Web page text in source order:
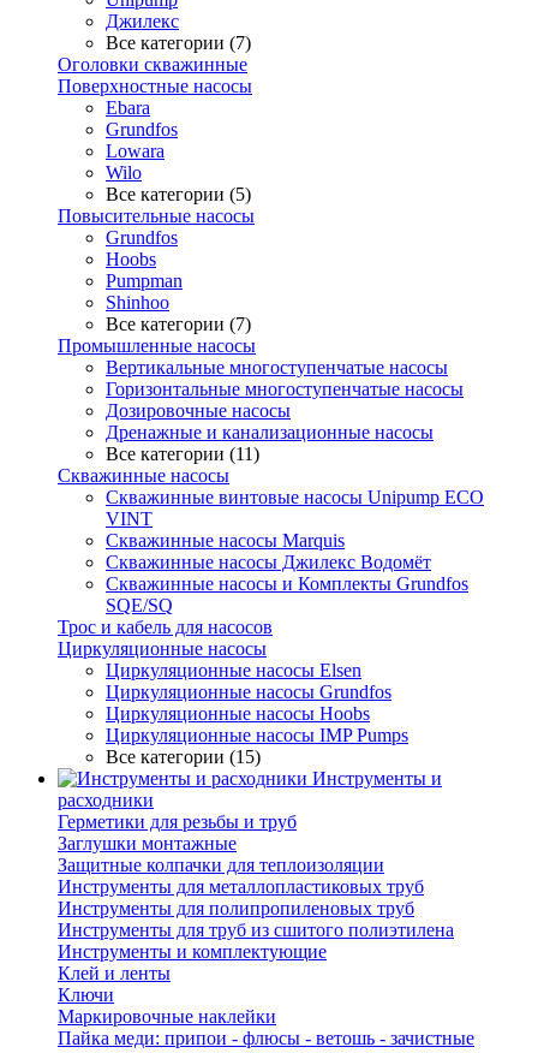
Джилекс
Все категории (7)
Оголовки скважинные
Поверхностные насосы
Ebara
Grundfos
Lowara
Wilo
Все категории (5)
Повысительные насосы
Grundfos
Hoobs
Pumpman
Shinhoo
Все категории (7)
Промышленные насосы
Вертикальные многоступенчатые насосы
Горизонтальные многоступенчатые насосы
Дозировочные насосы
Дренажные и канализационные насосы
Все категории (11)
Скважинные насосы
Скважинные винтовые насосы Unipump ECO
VINT
Скважинные насосы Marquis
Скважинные насосы Джилекс Водомёт
Скважинные насосы и Комплекты Grundfos
SQE/SQ
Трос и кабель для насосов
Циркуляционные насосы
Циркуляционные насосы Elsen
Циркуляционные насосы Grundfos
Циркуляционные насосы Hoobs
Циркуляционные насосы IMP Pumps
Все категории (15)
Инструменты и
расходники
Герметики для резьбы и труб
Заглушки монтажные
Защитные колпачки для теплоизоляции
Инструменты для металлопластиковых труб
Инструменты для полипропиленовых труб
Инструменты для труб из сшитого полиэтилена
Инструменты и комплектующие
Клей и ленты
Ключи
Маркировочные наклейки
Пайка меди: припои - флюсы - ветошь - зачистные